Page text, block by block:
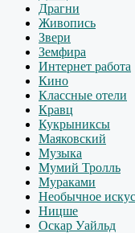
Драгни
Живопись
Звери
Земфира
Интернет работа
Кино
Классные отели
Кравц
Кукрыниксы
Маяковский
Музыка
Мумий Тролль
Мураками
Необычное
Ницше
Оскар Уайльд